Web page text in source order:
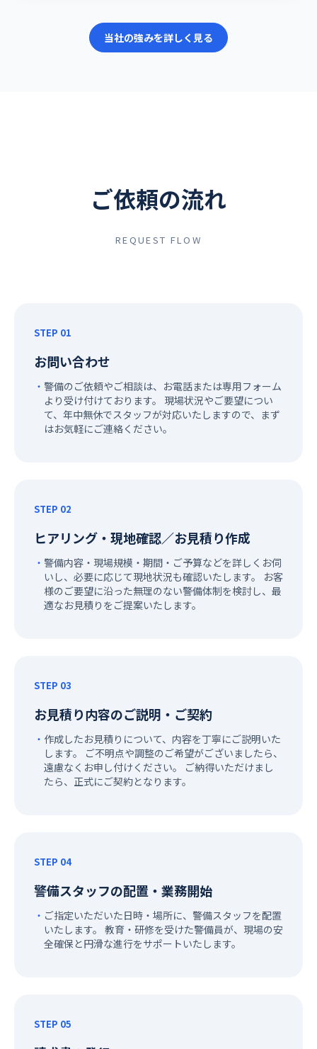
当社の強みを詳しく見る
ご依頼の流れ
REQUEST FLOW
STEP 01
お問い合わせ
警備のご依頼やご相談は、お電話または専用フォーム
より受け付けております。 現場状況やご要望につい
て、年中無休でスタッフが対応いたしますので、まず
はお気軽にご連絡ください。
STEP 02
ヒアリング・現地確認／お見積り作成
警備内容・現場規模・期間・ご予算などを詳しくお伺
いし、必要に応じて現地状況も確認いたします。 お客
様のご要望に沿った無理のない警備体制を検討し、最
適なお見積りをご提案いたします。
STEP 03
お見積り内容のご説明・ご契約
作成したお見積りについて、内容を丁寧にご説明いた
します。 ご不明点や調整のご希望がございましたら、
遠慮なくお申し付けください。 ご納得いただけまし
たら、正式にご契約となります。
STEP 04
警備スタッフの配置・業務開始
ご指定いただいた日時・場所に、警備スタッフを配置
いたします。 教育・研修を受けた警備員が、現場の安
全確保と円滑な進行をサポートいたします。
STEP 05